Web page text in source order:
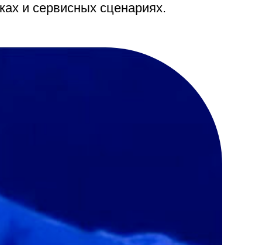
и сервисных сценариях.